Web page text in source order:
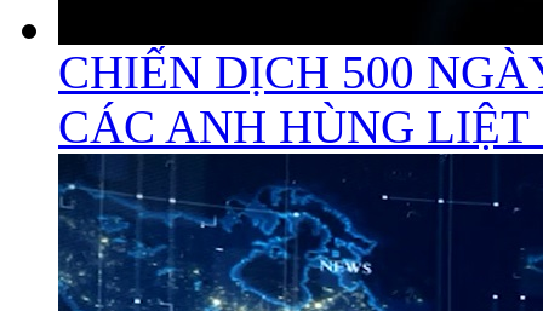
CHIẾN DỊCH 500
CÁC ANH HÙNG LIỆT